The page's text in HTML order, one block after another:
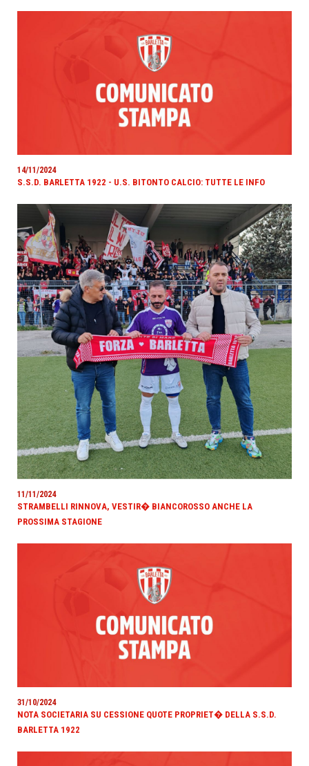
14/11/2024
S.S.D. BARLETTA 1922 - U.S. BITONTO CALCIO: TUTTE LE INFO
11/11/2024
STRAMBELLI RINNOVA, VESTIR� BIANCOROSSO ANCHE LA
PROSSIMA STAGIONE
31/10/2024
NOTA SOCIETARIA SU CESSIONE QUOTE PROPRIET� DELLA S.S.D.
BARLETTA 1922